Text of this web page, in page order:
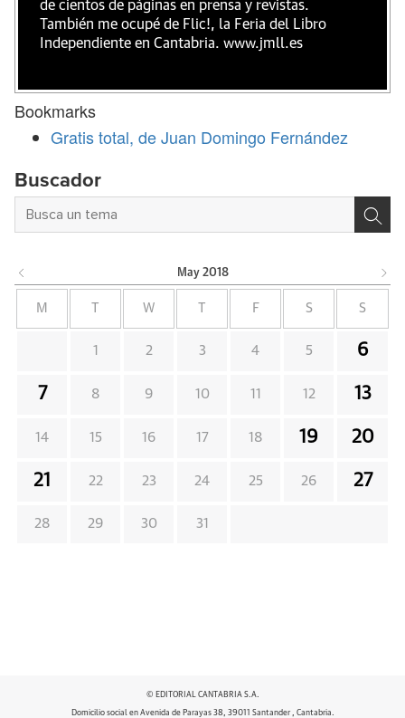
de cientos de páginas en prensa y revistas.
También me ocupé de Flic!, la Feria del Libro
Independiente en Cantabria. www.jmll.es
Bookmarks
Gratis total, de Juan Domingo Fernández
Buscador
May 2018
M W F S S
1 2 3 4 5 6
7 8 9 10 11 12 13
14 15 16 17 18 19 20
21 22 23 24 25 26 27
28 29 30 31
© EDITORIAL CANTABRIA S.A.
Domicilio social en Avenida de Parayas 38, 39011 Santander , Cantabria.